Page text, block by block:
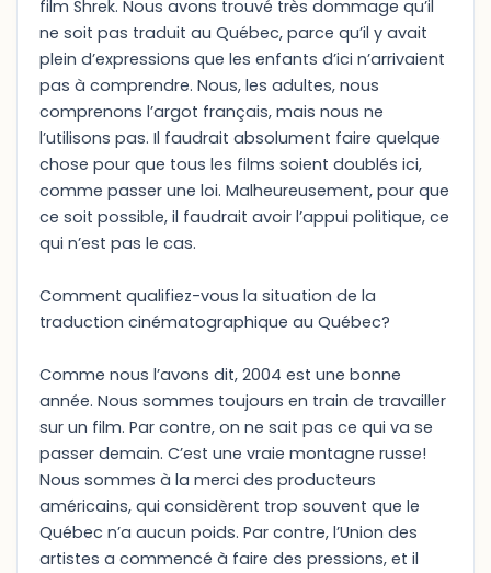
film Shrek. Nous avons trouvé très dommage qu’il
ne soit pas traduit au Québec, parce qu’il y avait
plein d’expressions que les enfants d’ici n’arrivaient
pas à comprendre. Nous, les adultes, nous
comprenons l’argot français, mais nous ne
l’utilisons pas. Il faudrait absolument faire quelque
chose pour que tous les films soient doublés ici,
comme passer une loi. Malheureusement, pour que
ce soit possible, il faudrait avoir l’appui politique, ce
qui n’est pas le cas.
Comment qualifiez-vous la situation de la
traduction cinématographique au Québec?
Comme nous l’avons dit, 2004 est une bonne
année. Nous sommes toujours en train de travailler
sur un film. Par contre, on ne sait pas ce qui va se
passer demain. C’est une vraie montagne russe!
Nous sommes à la merci des producteurs
américains, qui considèrent trop souvent que le
Québec n’a aucun poids. Par contre, l’Union des
artistes a commencé à faire des pressions, et il